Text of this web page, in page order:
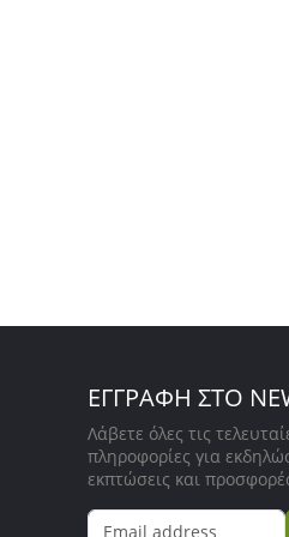
ΕΓΓΡΑΦΗ ΣΤΟ
Λάβετε όλες τις
πληροφορίες για
εκπτώσεις και